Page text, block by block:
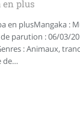
en plus
en plusMangaka :
parution : 06/03/
: Animaux,
de…